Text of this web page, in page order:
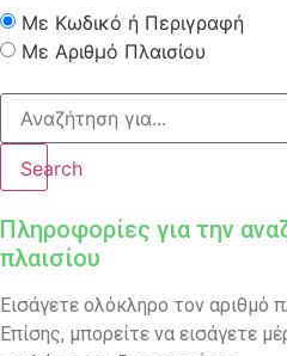
Με Κωδικό ή Περιγραφή
Με Αριθμό Πλαισίου
Search
Πληροφορίες για την
πλαισίου
Εισάγετε ολόκληρο τον αριθμό
Επίσης, μπορείτε να εισάγετε